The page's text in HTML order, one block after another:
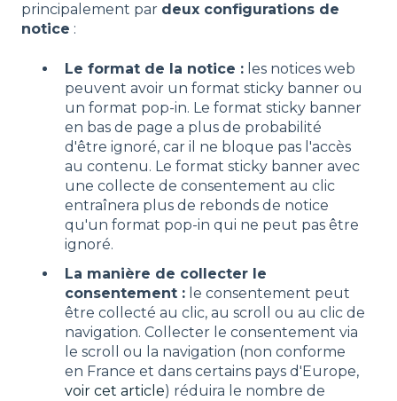
principalement par deux configurations de
notice :
Le format de la notice : les notices web
peuvent avoir un format sticky banner ou
un format pop-in. Le format sticky banner
en bas de page a plus de probabilité
d'être ignoré, car il ne bloque pas l'accès
au contenu. Le format sticky banner avec
une collecte de consentement au clic
entraînera plus de rebonds de notice
qu'un format pop-in qui ne peut pas être
ignoré.
La manière de collecter le
consentement : le consentement peut
être collecté au clic, au scroll ou au clic de
navigation. Collecter le consentement via
le scroll ou la navigation (non conforme
en France et dans certains pays d'Europe,
voir cet article) réduira le nombre de